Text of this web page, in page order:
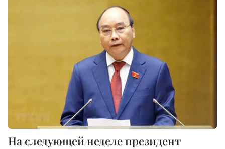
На следующей неделе президент